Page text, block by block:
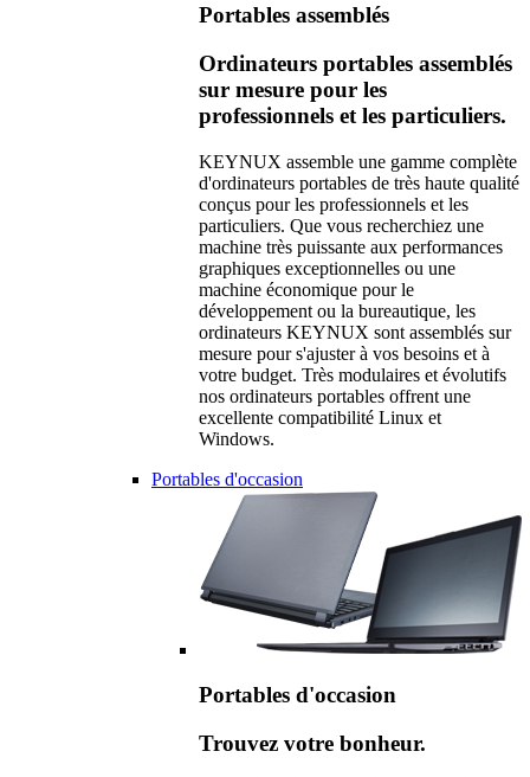
Portables assemblés
Ordinateurs portables assemblés
sur mesure pour les
professionnels et les particuliers.
KEYNUX assemble une gamme complète
d'ordinateurs portables de très haute qualité
conçus pour les professionnels et les
particuliers. Que vous recherchiez une
machine très puissante aux performances
graphiques exceptionnelles ou une
machine économique pour le
développement ou la bureautique, les
ordinateurs KEYNUX sont assemblés sur
mesure pour s'ajuster à vos besoins et à
votre budget. Très modulaires et évolutifs
nos ordinateurs portables offrent une
excellente compatibilité Linux et
Windows.
Portables d'occasion
Portables d'occasion
Trouvez votre bonheur.